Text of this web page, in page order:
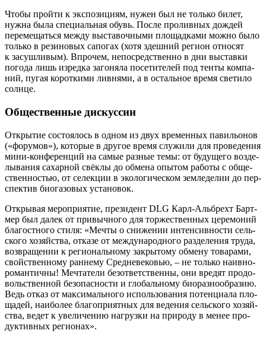
Что­бы прой­ти к экс­по­зи­ци­ям, нужен был не толь­ко билет,
нуж­на была спе­ци­аль­ная обувь. После про­лив­ных дождей
пере­ме­щать­ся меж­ду выста­воч­ны­ми пло­щад­ка­ми мож­но было
толь­ко в рези­но­вых сапо­гах (хотя здеш­ний реги­он отно­сят
к засуш­ли­вым). Впро­чем, непо­сред­ствен­но в дни выстав­ки
пого­да лишь изред­ка заго­ня­ла посе­ти­те­лей под тен­ты ком­па­
ний, пугая корот­ки­ми лив­ня­ми, а в осталь­ное вре­мя све­ти­ло
солнце.
Общественные дискуссии
Откры­тие состо­я­лось в одном из двух вре­мен­ных пави­льо­нов
(«фору­мов»), кото­рые в дру­гое вре­мя слу­жи­ли для про­ве­де­ния
мини-кон­фе­рен­ций на самые раз­ные темы: от буду­ще­го воз­де­
лы­ва­ния сахар­ной свёк­лы до обме­на опы­том рабо­ты с обще­
ствен­но­стью, от селек­ции в эко­ло­ги­че­ском зем­ле­де­лии до пер­
спек­тив био­га­зо­вых установок.
Откры­вая меро­при­я­тие, пре­зи­дент DLG Карл-Аль­брехт Барт­
мер был далек от при­выч­но­го для тор­же­ствен­ных цере­мо­ний
бла­гост­но­го сти­ля: «Меч­ты о сни­же­нии интен­сив­но­сти сель­
ско­го хозяй­ства, отка­зе от меж­ду­на­род­но­го раз­де­ле­ния тру­да,
воз­вра­ще­нии к реги­о­наль­но­му закры­то­му обме­ну това­ра­ми,
свой­ствен­но­му ран­не­му Сред­не­ве­ко­вью, – не толь­ко наив­но-
роман­тич­ны! Меч­та­те­ли без­от­вет­ствен­ны, они вре­дят про­до­
воль­ствен­ной без­опас­но­сти и гло­баль­но­му био­раз­но­об­ра­зию.
Ведь отказ от мак­си­маль­но­го исполь­зо­ва­ния потен­ци­а­ла пло­
ща­дей, наи­бо­лее бла­го­при­ят­ных для веде­ния сель­ско­го хозяй­
ства, ведет к уве­ли­че­нию нагруз­ки на при­ро­ду в менее про­
дук­тив­ных регионах».